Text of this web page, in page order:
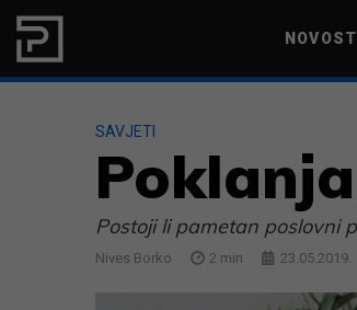
Skip to content NOVOSTI
SAVJETI
Postoji li pametan poslovni
Nives Borko 2 min 23.05.2019.